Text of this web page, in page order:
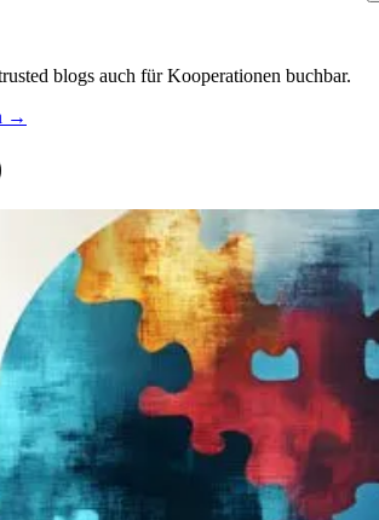
blogs auch für Kooperationen buchbar.
→